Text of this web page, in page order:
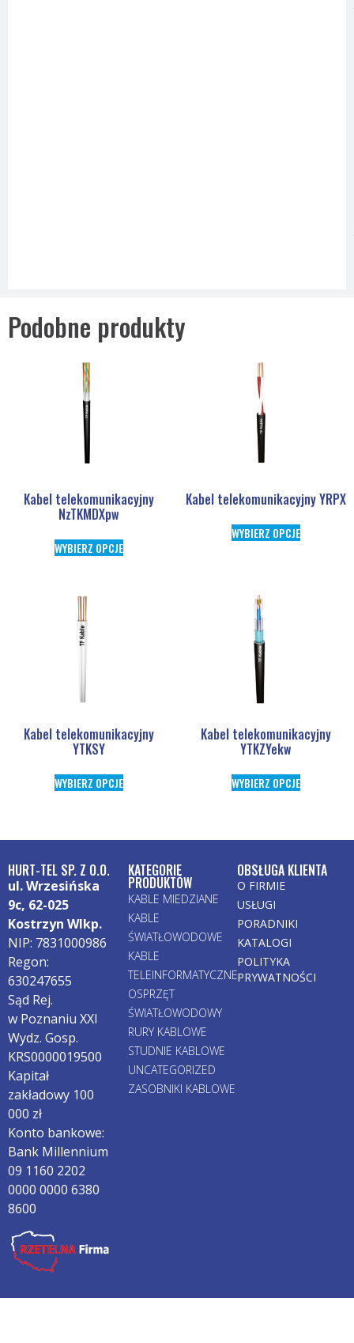
Podobne produkty
Kabel telekomunikacyjny
NzTKMDXpw
WYBIERZ OPCJE
Kabel telekomunikacyjny YRPX
WYBIERZ OPCJE
Kabel telekomunikacyjny
YTKSY
WYBIERZ OPCJE
Kabel telekomunikacyjny
YTKZYekw
WYBIERZ OPCJE
HURT-TEL SP. Z O.O.
ul. Wrzesińska
9c, 62-025
Kostrzyn Wlkp.
NIP: 7831000986
Regon:
630247655
Sąd Rej.
w Poznaniu XXI
Wydz. Gosp.
KRS0000019500
Kapitał
zakładowy 100
000 zł
Konto bankowe:
Bank Millennium
09 1160 2202
0000 0000 6380
8600
KATEGORIE
PRODUKTÓW
KABLE MIEDZIANE
KABLE
ŚWIATŁOWODOWE
KABLE
TELEINFORMATYCZNE
OSPRZĘT
ŚWIATŁOWODOWY
RURY KABLOWE
STUDNIE KABLOWE
UNCATEGORIZED
ZASOBNIKI KABLOWE
OBSŁUGA KLIENTA
O FIRMIE
USŁUGI
PORADNIKI
KATALOGI
POLITYKA
PRYWATNOŚCI